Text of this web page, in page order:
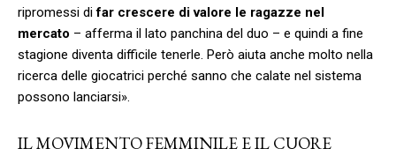
ripromessi difar crescere di valore le ragazze nel
mercato – afferma il lato panchina del duo – e quindi a fine
stagione diventa difficile tenerle. Però aiuta anche molto nella
ricerca delle giocatrici perché sanno che calate nel sistema
possono lanciarsi».
IL MOVIMENTO FEMMINILE E IL CUORE